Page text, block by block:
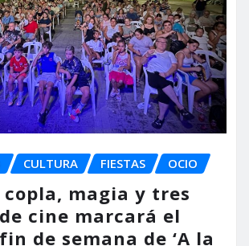
CULTURA FIESTAS OCIO
magia y tres
cine marcará el
de semana de ‘A la